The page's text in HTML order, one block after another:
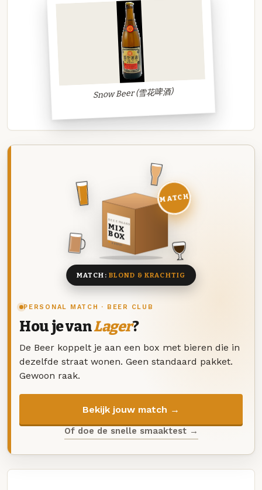
Snow Beer (雪花啤酒)
PERSONAL MATCH · BEER CLUB
Hou je vanLager?
De Beer koppelt je aan een box met bieren die in
dezelfde straat wonen. Geen standaard pakket.
Gewoon raak.
Bekijk jouw match →
Of doe de snelle smaaktest →
DEZE MAAND
MIX
BOX
8 BIEREN
MATCH
MATCH: BLOND & KRACHTIG